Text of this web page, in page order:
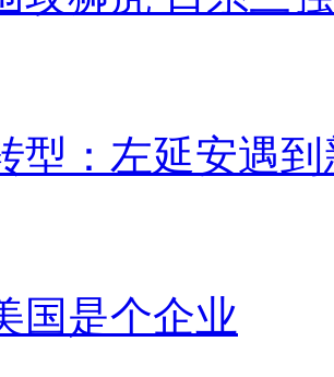
型：左延安遇
国是个企业